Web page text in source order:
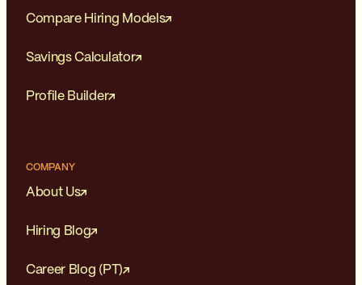
Compare Hiring Models
Savings Calculator
Profile Builder
COMPANY
About Us
Hiring Blog
Career Blog (PT)